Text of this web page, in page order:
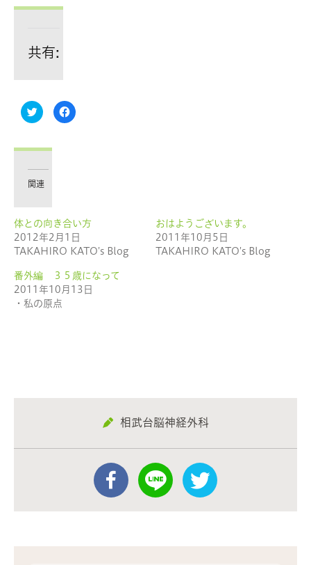
共有:
ク
リ
て
で
有
ウ
ィ
ン
ド
ウ
開
き
ま
す)
Facebook
で
て
く
だ
さ
い
し
い
ウ
ィ
関連
体との向き合い方
2012年2月1日
TAKAHIRO KATO's Blog
おはようございます。
2011年10月5日
TAKAHIRO KATO's Blog
番外編 ３５歳になって
2011年10月13日
・私の原点
相武台脳神経外科